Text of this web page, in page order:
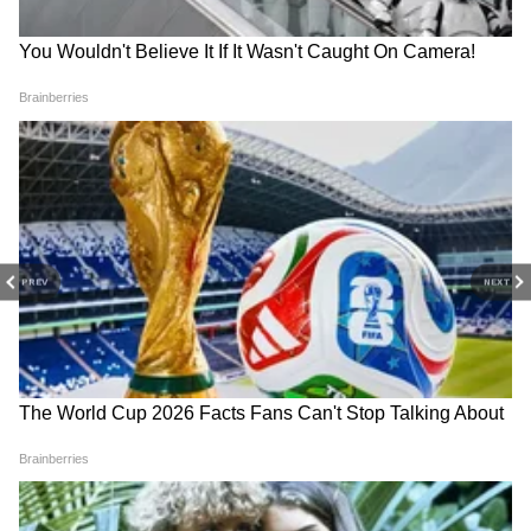
PREV NEXT
तुमचा आशीर्वाद हीच माझी सर्वात मोठी संपत्ती आहे.
हॅपी फादर्स डे डॅड.
बाबा, तुमच्या पायाशी माझं जग आहे. फादर्स डेच्या
शुभेच्छा.
हॅपी फादर्स डे! तुमचं प्रेम नेहमीच माझ्यासोबत आहे.
तुम्ही मला प्रत्येक संकटाशी लढायला शिकवलं. फादर्स
डेच्या खूप खूप शुभेच्छा.
बाबा, तुम्ही माझ्या आयुष्याचे खरे मार्गदर्शक आहात.
फादर्स डेच्या शुभेच्छा.
तुमच्याशिवाय सगळं काही अपूर्ण वाटतं. हॅपी फादर्स डे
बाबा.
फादर्स डे निमित्त मनापासून धन्यवाद बाबा.